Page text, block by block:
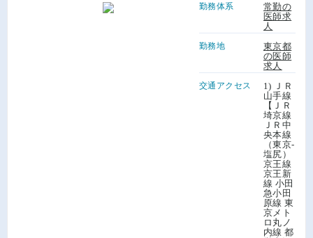
勤務体系
常勤の
医師求
人
勤務地
東京都
の医師
求人
交通アクセス
1) ＪＲ
山手線
【ＪＲ
埼京線
ＪＲ中
央本線
（東京-
塩尻）
京王線
京王新
線 小田
急小田
原線 東
京メト
ロ丸ノ
内線 都